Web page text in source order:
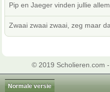
Pip en Jaeger vinden jullie
Zwaai zwaai zwaai, zeg maar
© 2019 Scholieren.com
Normale versie